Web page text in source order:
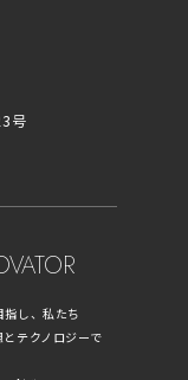
号
し、私たち
テクノロジーで